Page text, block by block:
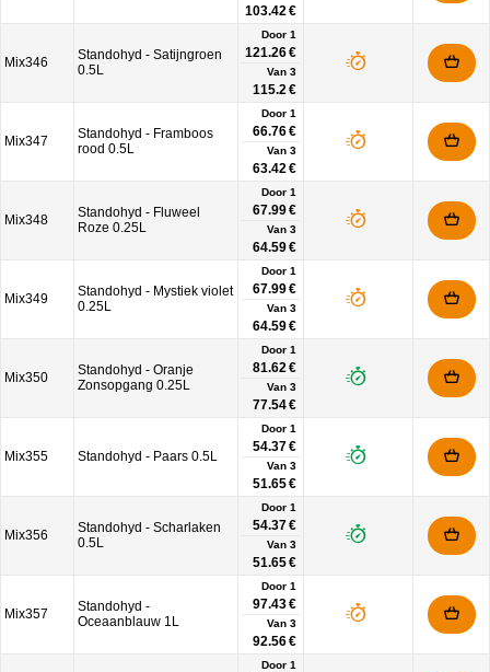
103.42 €
Mix346
Standohyd - Satijngroen
0.5L
Door 1
121.26 €
Van 3
115.2 €
Mix347
Standohyd - Framboos
rood 0.5L
Door 1
66.76 €
Van 3
63.42 €
Mix348
Standohyd - Fluweel
Roze 0.25L
Door 1
67.99 €
Van 3
64.59 €
Mix349
Standohyd - Mystiek violet
0.25L
Door 1
67.99 €
Van 3
64.59 €
Mix350
Standohyd - Oranje
Zonsopgang 0.25L
Door 1
81.62 €
Van 3
77.54 €
Mix355 Standohyd - Paars 0.5L
Door 1
54.37 €
Van 3
51.65 €
Mix356
Standohyd - Scharlaken
0.5L
Door 1
54.37 €
Van 3
51.65 €
Mix357
Standohyd -
Oceaanblauw 1L
Door 1
97.43 €
Van 3
92.56 €
Door 1